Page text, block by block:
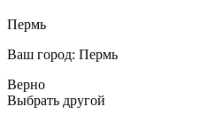
Пермь
Ваш город: Пермь
Верно
Выбрать другой